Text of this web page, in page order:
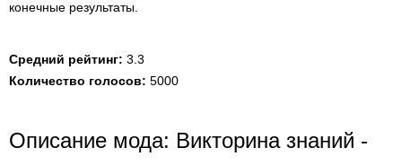
конечные результаты.
Средний рейтинг: 3.3
Количество голосов: 5000
Описание мода: Викторина знаний -